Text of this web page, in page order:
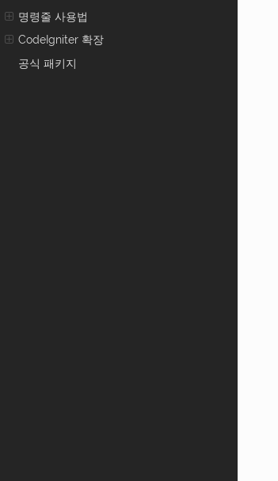
명령줄 사용법
CodeIgniter 확장
공식 패키지